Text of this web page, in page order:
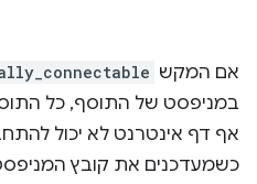
אם המקש
במניפסט של התוסף, כל
אף דף אינטרנט לא יכול
כשמעדכנים את קובץ